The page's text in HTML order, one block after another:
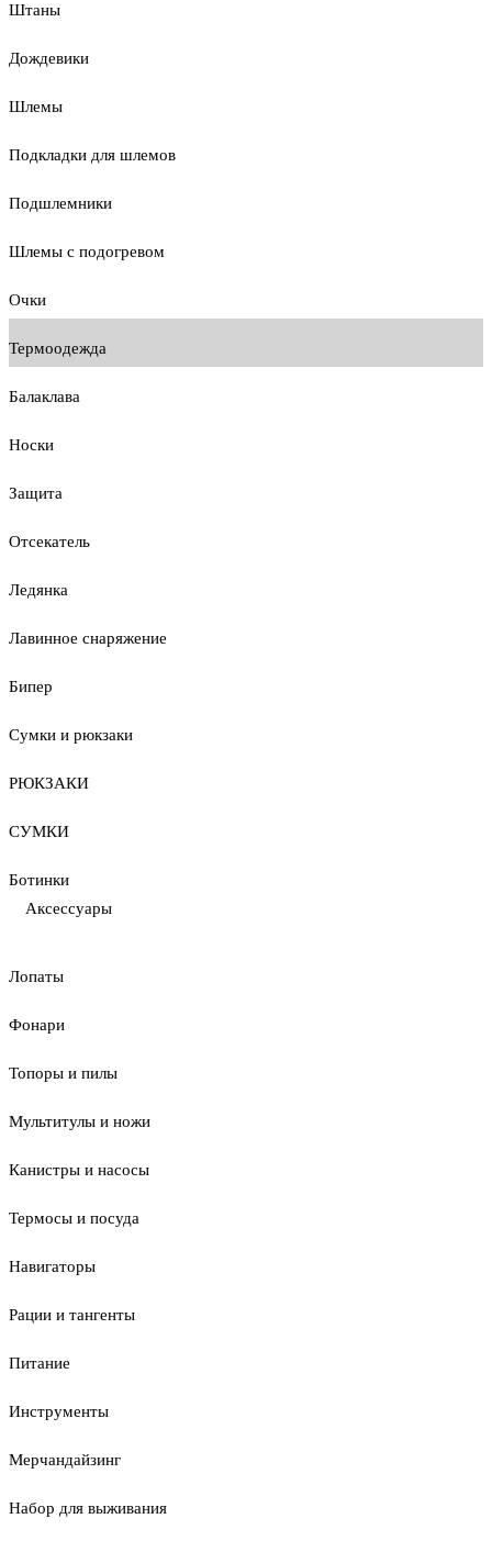
Штаны
Дождевики
Шлемы
Подкладки для шлемов
Подшлемники
Шлемы с подогревом
Очки
Термоодежда
Балаклава
Носки
Защита
Отсекатель
Ледянка
Лавинное снаряжение
Бипер
Сумки и рюкзаки
РЮКЗАКИ
СУМКИ
Ботинки
Аксессуары
Лопаты
Фонари
Топоры и пилы
Мультитулы и ножи
Канистры и насосы
Термосы и посуда
Навигаторы
Рации и тангенты
Питание
Инструменты
Мерчандайзинг
Набор для выживания